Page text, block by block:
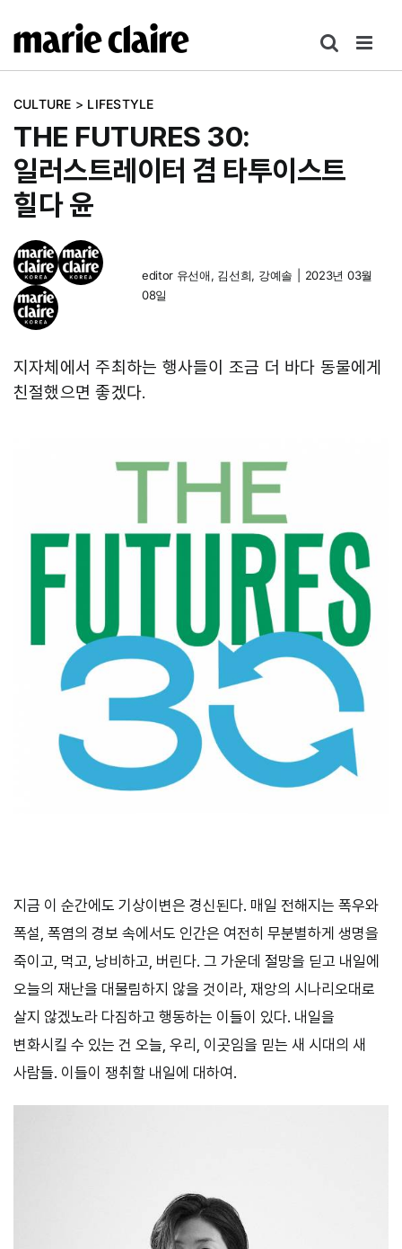
텐
건CULTURE > LIFESTYLE
THE FUTURES 30:
일러스트레이터 겸 타투이스트
힐다 윤
editor 유선애, 김선희, 강예솔
2023년 03월
08일
지자체에서 주최하는 행사들이 조금 더 바다 동물에게
친절했으면 좋겠다.
지금 이 순간에도 기상이변은 경신된다. 매일 전해지는 폭우와
폭설, 폭염의 경보 속에서도 인간은 여전히 무분별하게 생명을
죽이고, 먹고, 낭비하고, 버린다. 그 가운데 절망을 딛고 내일에
오늘의 재난을 대물림하지 않을 것이라, 재앙의 시나리오대로
살지 않겠노라 다짐하고 행동하는 이들이 있다. 내일을
변화시킬 수 있는 건 오늘, 우리, 이곳임을 믿는 새 시대의 새
사람들. 이들이 쟁취할 내일에 대하여.